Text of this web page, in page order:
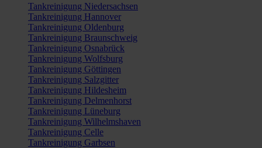
Tankreinigung Niedersachsen
Tankreinigung Hannover
Tankreinigung Oldenburg
Tankreinigung Braunschweig
Tankreinigung Osnabrück
Tankreinigung Wolfsburg
Tankreinigung Göttingen
Tankreinigung Salzgitter
Tankreinigung Hildesheim
Tankreinigung Delmenhorst
Tankreinigung Lüneburg
Tankreinigung Wilhelmshaven
Tankreinigung Celle
Tankreinigung Garbsen